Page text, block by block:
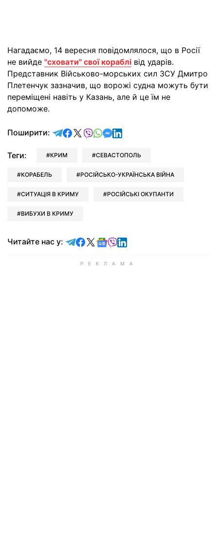
Нагадаємо, 14 вересня повідомлялося, що в Росії
не вийде "сховати" свої кораблі від ударів.
Представник Військово-морських сил ЗСУ Дмитро
Плетенчук зазначив, що ворожі судна можуть бути
переміщені навіть у Казань, але й це їм не
допоможе.
Поширити: відправити у Telegram
поділитись у Facebook
поділитись у X
відправити у Viber
відправити у Whatsapp
відправити у Messenger
відправити у LinkedIn
Теги: КРИМ СЕВАСТОПОЛЬ
КОРАБЕЛЬ РОСІЙСЬКО-УКРАЇНСЬКА ВІЙНА
СИТУАЦІЯ В КРИМУ РОСІЙСЬКІ ОКУПАНТИ
ВИБУХИ В КРИМУ
Читайте нас у: Читайте у Telegram
Читайте у Facebook
Читайте у X
Читайте у Google news
Читайте у Viber
Читайте у LinkedIn